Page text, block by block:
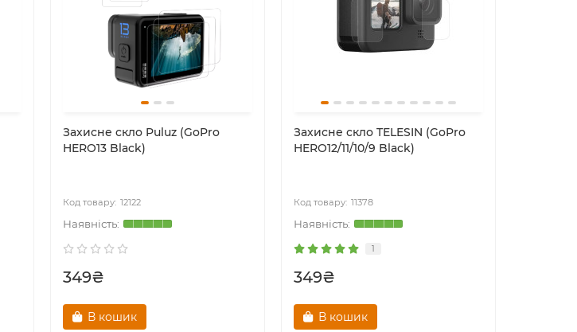
Захисне скло Puluz (GoPro
HERO13 Black)
12122
349₴
В кошик
Захисне скло TELESIN (GoPro
HERO12/11/10/9 Black)
11378
1
349₴
В кошик